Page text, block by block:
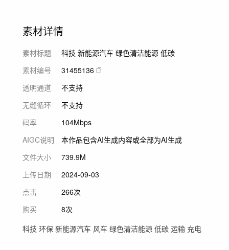
素材详情
素材标题
科技 新能源汽车 绿色清洁能源 低碳
素材编号
31455136
透明通道
不支持
无缝循环
不支持
码率
104Mbps
AIGC说明
本作品包含AI生成内容或全部为AI生成
文件大小
739.9M
上传日期
2024-09-03
点击
266次
购买
8次
科技 环保 新能源汽车 风车 绿色清洁能源 低碳 运输 充电